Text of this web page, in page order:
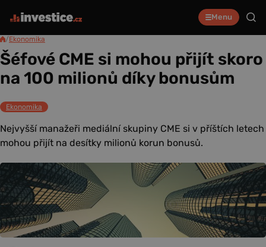
Menu
/Ekonomika
Šéfové CME si mohou přijít skoro
na 100 milionů díky bonusům
Ekonomika
Nejvyšší manažeři mediální skupiny CME si v příštích letech
mohou přijít na desítky milionů korun bonusů.